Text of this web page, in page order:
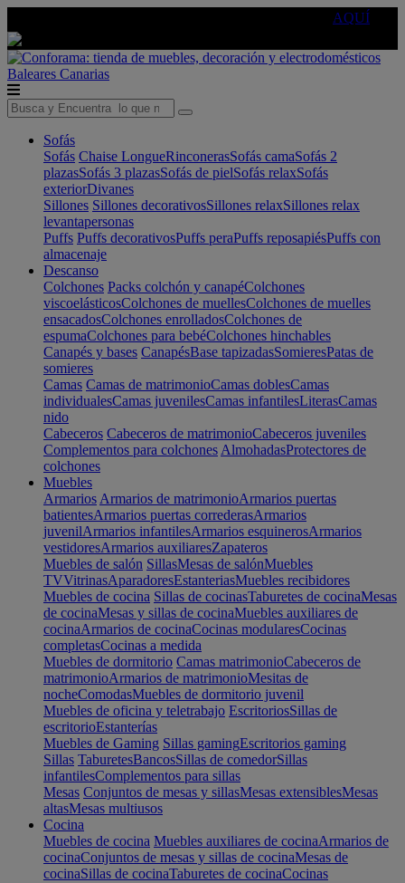
AQUÍ
Baleares Canarias
Sofás
Sofás Chaise LongueRinconerasSofás camaSofás 2
plazasSofás 3 plazasSofás de pielSofás relaxSofás
exteriorDivanes
Sillones Sillones decorativosSillones relaxSillones relax
levantapersonas
Puffs Puffs decorativosPuffs peraPuffs reposapiésPuffs con
almacenaje
Descanso
Colchones Packs colchón y canapéColchones
viscoelásticosColchones de muellesColchones de muelles
ensacadosColchones enrolladosColchones de
espumaColchones para bebéColchones hinchables
Canapés y bases CanapésBase tapizadasSomieresPatas de
somieres
Camas Camas de matrimonioCamas doblesCamas
individualesCamas juvenilesCamas infantilesLiterasCamas
nido
Cabeceros Cabeceros de matrimonioCabeceros juveniles
Complementos para colchones AlmohadasProtectores de
colchones
Muebles
Armarios Armarios de matrimonioArmarios puertas
batientesArmarios puertas correderasArmarios
juvenilArmarios infantilesArmarios esquinerosArmarios
vestidoresArmarios auxiliaresZapateros
Muebles de salón SillasMesas de salónMuebles
TVVitrinasAparadoresEstanteriasMuebles recibidores
Muebles de cocina Sillas de cocinasTaburetes de cocinaMesas
de cocinaMesas y sillas de cocinaMuebles auxiliares de
cocinaArmarios de cocinaCocinas modularesCocinas
completasCocinas a medida
Muebles de dormitorio Camas matrimonioCabeceros de
matrimonioArmarios de matrimonioMesitas de
nocheComodasMuebles de dormitorio juvenil
Muebles de oficina y teletrabajo EscritoriosSillas de
escritorioEstanterías
Muebles de Gaming Sillas gamingEscritorios gaming
Sillas TaburetesBancosSillas de comedorSillas
infantilesComplementos para sillas
Mesas Conjuntos de mesas y sillasMesas extensiblesMesas
altasMesas multiusos
Cocina
Muebles de cocina Muebles auxiliares de cocinaArmarios de
cocinaConjuntos de mesas y sillas de cocinaMesas de
cocinaSillas de cocinaTaburetes de cocinaCocinas